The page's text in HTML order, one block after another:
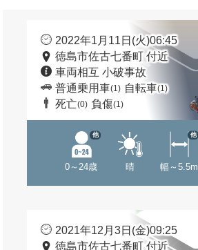
2022年1月11日(火)06:45
徳島市佐古七番町 付近
車両相互 小破事故
普通乗用車(1) 自転車(1)
死亡(0) 負傷(1)
0～24歳
他
晴 幅～5.5m
他
2021年12月3日(金)09:25
徳島市佐古七番町 付近